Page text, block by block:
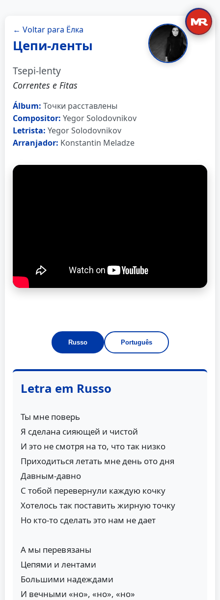
← Voltar para Ёлка
Цепи-ленты
Tsepi-lenty
Correntes e Fitas
Álbum: Точки расставлены
Compositor: Yegor Solodovnikov
Letrista: Yegor Solodovnikov
Arranjador: Konstantin Meladze
Russo Português
Letra em Russo
Ты мне поверь
Я сделана сияющей и чистой
И это не смотря на то, что так низко
Приходиться летать мне день ото дня
Давным-давно
С тобой перевернули каждую кочку
Хотелось так поставить жирную точку
Но кто-то сделать это нам не дает
А мы перевязаны
Цепями и лентами
Большими надеждами
И вечными «но», «но», «но»